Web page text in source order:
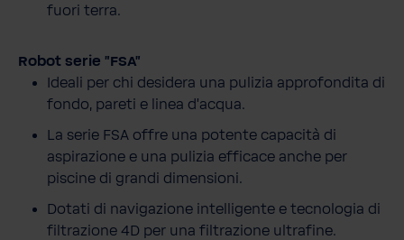
fuori terra.
Robot serie "FSA"
Ideali per chi desidera una pulizia approfondita di
fondo, pareti e linea d’acqua.
La serie FSA offre una potente capacità di
aspirazione e una pulizia efficace anche per
piscine di grandi dimensioni.
Dotati di navigazione intelligente e tecnologia di
filtrazione 4D per una filtrazione ultrafine.